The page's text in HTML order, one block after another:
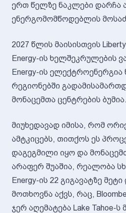
ერთ წელზე ნაკლები დარჩა
ენერგომომწოდებლის
2027 წლის მაისისთვის
Energy-ის ხელშეკრულების
Energy-ის ელექტროენერგია
რეგიონებში
მონაცემთა ცენტრების ბუმია.
მიუხედავად იმისა, რომ
ამტკიცებს, თითქოს ეს
დაგეგმილი იყო და
არაფერ შუაშია, რეალობა
Energy-ის 22 გიგავატზე
მოთხოვნა აქვს, რაც,
ჯერ აღემატება Lake Tahoe-ს